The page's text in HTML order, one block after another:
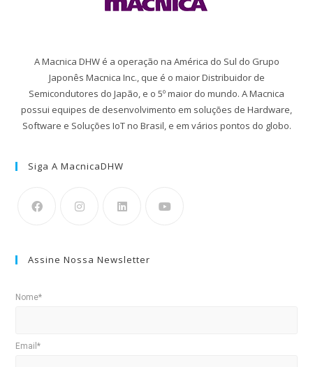
A Macnica DHW é a operação na América do Sul do Grupo
Japonês Macnica Inc., que é o maior Distribuidor de
Semicondutores do Japão, e o 5º maior do mundo. A Macnica
possui equipes de desenvolvimento em soluções de Hardware,
Software e Soluções IoT no Brasil, e em vários pontos do globo.
Siga A MacnicaDHW
Assine Nossa Newsletter
Nome*
Email*